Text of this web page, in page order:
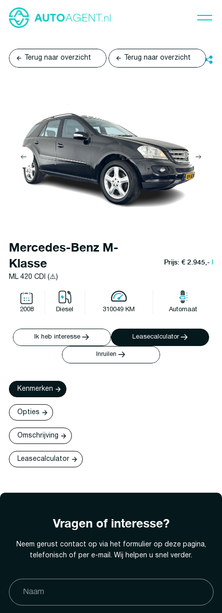
Terug naar overzicht Terug naar overzicht
Mercedes-Benz M-
Klasse
ML 420 CDI (⚠️)
Prijs: € 2.945,-l
2008 Diesel 310049 KM Automaat
Ik heb interesse Leasecalculator
Inruilen
Kenmerken
Opties
Omschrijving
Leasecalculator
Vragen of interesse?
Neem gerust contact op via het formulier op deze pagina,
telefonisch of per e-mail. Wij helpen u snel verder.